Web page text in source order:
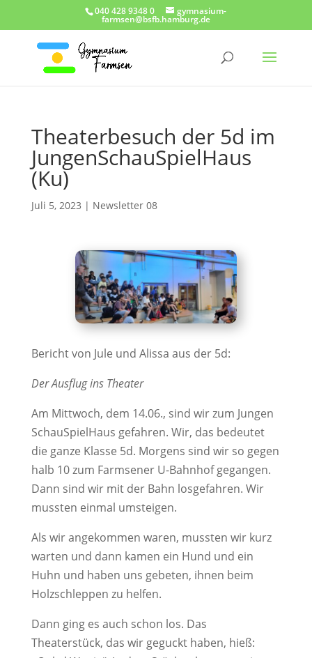
040 428 9348 0 gymnasium-
farmsen@bsfb.hamburg.de
Theaterbesuch der 5d im
JungenSchauSpielHaus
(Ku)
Juli 5, 2023 | Newsletter 08
Bericht von Jule und Alissa aus der 5d:
Der Ausflug ins Theater
Am Mittwoch, dem 14.06., sind wir zum Jungen
SchauSpielHaus gefahren. Wir, das bedeutet
die ganze Klasse 5d. Morgens sind wir so gegen
halb 10 zum Farmsener U-Bahnhof gegangen.
Dann sind wir mit der Bahn losgefahren. Wir
mussten einmal umsteigen.
Als wir angekommen waren, mussten wir kurz
warten und dann kamen ein Hund und ein
Huhn und haben uns gebeten, ihnen beim
Holzschleppen zu helfen.
Dann ging es auch schon los. Das
Theaterstück, das wir geguckt haben, hieß: